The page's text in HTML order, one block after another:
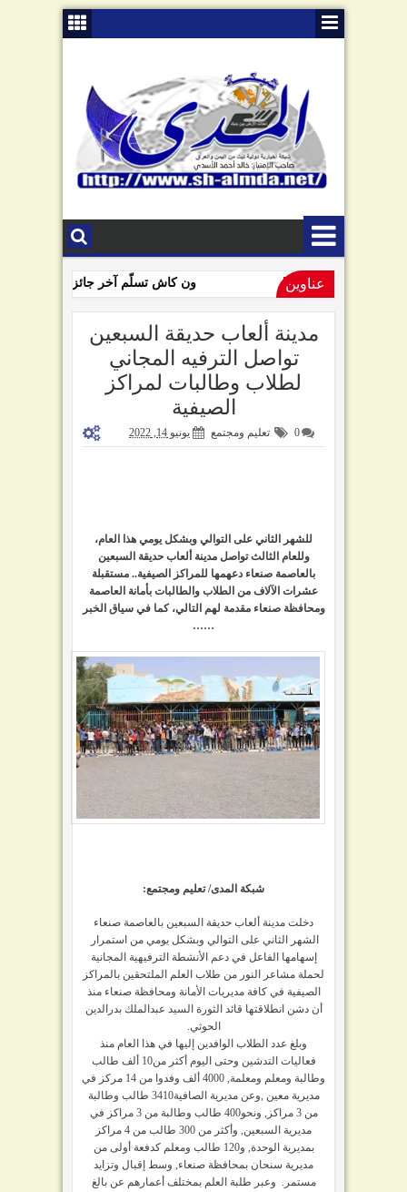
عناوين
ون كاش تسلّم آخر جائزة للفائزين
09:01 AM
مدينة ألعاب حديقة السبعين
تواصل الترفيه المجاني
لطلاب وطالبات لمراكز
الصيفية
0 تعليم ومجتمع يونيو 14, 2022
للشهر الثاني على التوالي وبشكل يومي هذا العام،
وللعام الثالث تواصلمدينة ألعاب حديقة السبعين
بالعاصمة صنعاء دعهمها للمراكز الصيفية.. مستقبلة
عشرات الآلاف من الطلاب والطالبات بأمانة العاصمة
ومحافظة صنعاء مقدمة لهم التالي، كما في سياق الخبر
……
شبكة المدى/ تعليم ومجتمع:
دخلت مدينة ألعاب حديقة السبعين بالعاصمة صنعاء
الشهر الثاني على التوالي وبشكل يومي من استمرار
إسهامها الفاعل في دعم الأنشطة الترفيهية المجانية
لحملة مشاعر النور من طلاب العلم الملتحقين بالمراكز
الصيفية في كافة مديريات الأمانة ومحافظة صنعاء منذ
أن دشن انطلاقتها قائد الثورة السيد عبدالملك بدرالدين
الحوثي.
وبلغ عدد الطلاب الوافدين إليها في هذا العام منذ
فعاليات التدشين وحتى اليوم أكثر من10 ألف طالب
وطالبة ومعلم ومعلمة, 4000 ألف وفدوا من 14 مركز في
مديرية معين ,وعن مديرية الصافية3410 طالب وطالبة
من 3 مراكز, ونحو400 طالب وطالبة من 3 مراكز في
مديرية السبعين, وأكثر من 300 طالب من 4 مراكز
بمديرية الوحدة, و120 طالب ومعلم كدفعة أولى من
مديرية سنحان بمحافظة صنعاء, وسط إقبال وتزايد
مستمر. وعبر طلبة العلم بمختلف أعمارهم عن بالغ